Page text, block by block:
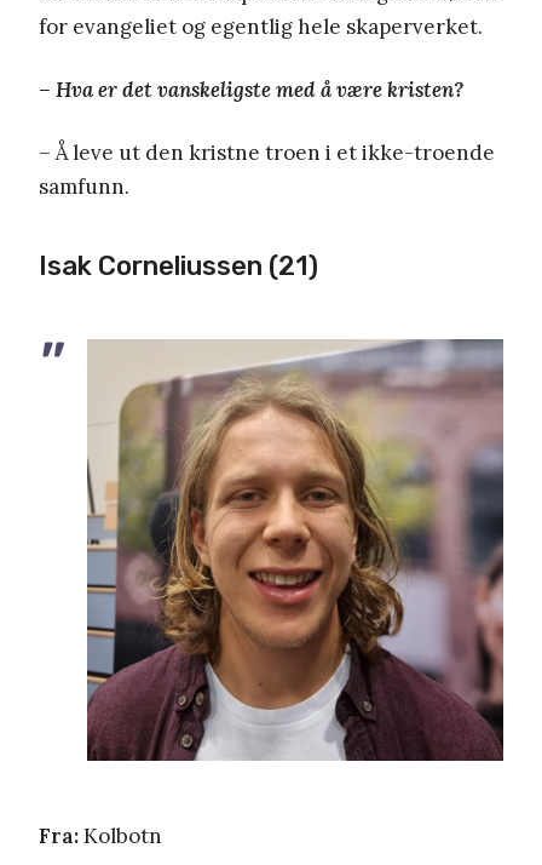
for evangeliet og egentlig hele skaperverket.
– Hva er det vanskeligste med å være kristen?
– Å leve ut den kristne troen i et ikke-troende
samfunn.
Isak Corneliussen (21)
Fra:Kolbotn